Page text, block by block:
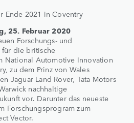
Ende 2021 in Coventry
25. Februar 2020
Forschungs- und
für die britische
National Automotive Innovation
zu dem Prinz von Wales
Jaguar Land Rover, Tata Motors
nachhaltige
vor. Darunter das neueste
Forschungsprogram zum
Vector.